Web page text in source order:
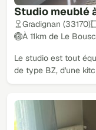
Studio meublé
Gradignan (33170)
À 11km de Le
Le studio est tout
de type BZ, d'une